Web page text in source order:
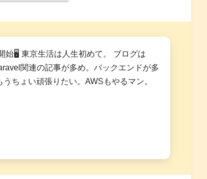
始🖥 東京生活は人生初めて。 ブログは
関連の記事が多め。バックエンドが多
ちょい頑張りたい。AWSもやるマン。